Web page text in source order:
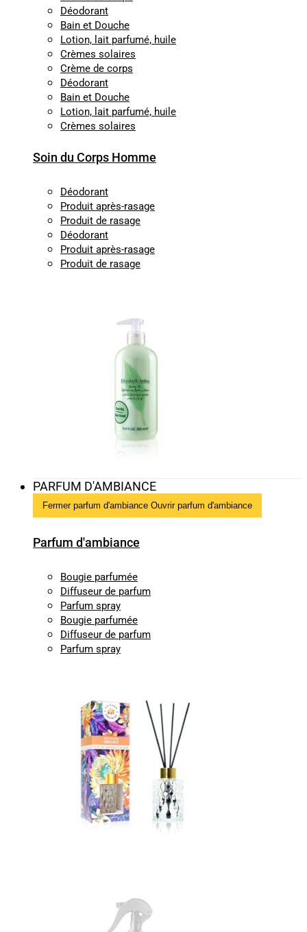
Déodorant
Bain et Douche
Lotion, lait parfumé, huile
Crèmes solaires
Crème de corps
Déodorant
Bain et Douche
Lotion, lait parfumé, huile
Crèmes solaires
Soin du Corps Homme
Déodorant
Produit après-rasage
Produit de rasage
Déodorant
Produit après-rasage
Produit de rasage
PARFUM D'AMBIANCE
Fermer parfum d'ambiance Ouvrir parfum d'ambiance
Parfum d'ambiance
Bougie parfumée
Diffuseur de parfum
Parfum spray
Bougie parfumée
Diffuseur de parfum
Parfum spray